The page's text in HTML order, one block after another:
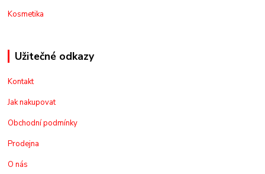
Kosmetika
Užitečné odkazy
Kontakt
Jak nakupovat
Obchodní podmínky
Prodejna
O nás